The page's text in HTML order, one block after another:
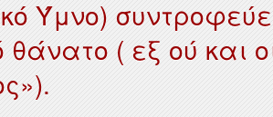
Ύμνο)
( εξ ού και